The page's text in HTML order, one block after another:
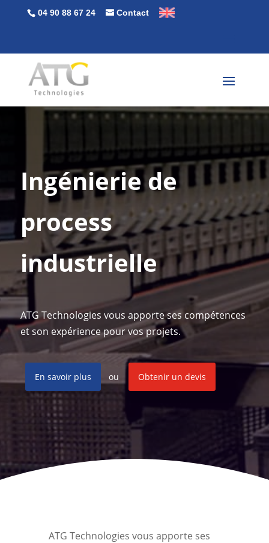
04 90 88 67 24 Contact
Ingénierie de
process
industrielle
ATG Technologies vous apporte ses compétences
et son expérience pour vos projets.
En savoir plus ou Obtenir un devis
ATG Technologies vous apporte ses